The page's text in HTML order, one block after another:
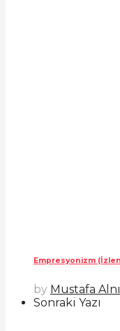
Empresyonizm
by Mustafa
Sonraki Yazı